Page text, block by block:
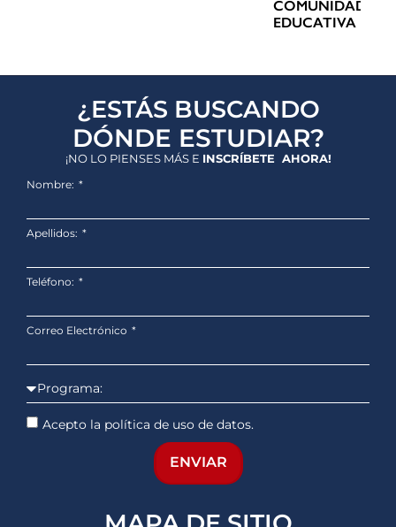
COMUNIDAD
EDUCATIVA
¿ESTÁS BUSCANDO
DÓNDE ESTUDIAR?
¡NO LO PIENSES MÁS E INSCRÍBETE AHORA!
Nombre:
Apellidos:
Teléfono:
Correo Electrónico
Acepto la política de uso de datos.
ENVIAR